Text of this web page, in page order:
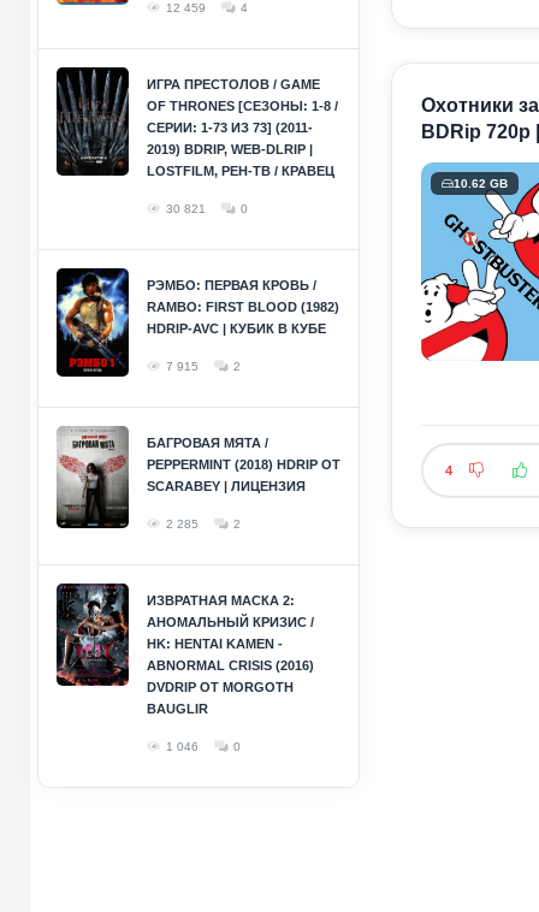
12 459 4
ИГРА ПРЕСТОЛОВ / GAME
OF THRONES [СЕЗОНЫ: 1-8 /
СЕРИИ: 1-73 ИЗ 73] (2011-
2019) BDRIP, WEB-DLRIP |
LOSTFILM, РЕН-ТВ / КРАВЕЦ
30 821 0
РЭМБО: ПЕРВАЯ КРОВЬ /
RAMBO: FIRST BLOOD (1982)
HDRIP-AVC | КУБИК В КУБЕ
7 915 2
БАГРОВАЯ МЯТА /
PEPPERMINT (2018) HDRIP ОТ
SCARABEY | ЛИЦЕНЗИЯ
2 285 2
ИЗВРАТНАЯ МАСКА 2:
АНОМАЛЬНЫЙ КРИЗИС /
HK: HENTAI KAMEN -
ABNORMAL CRISIS (2016)
DVDRIP ОТ MORGOTH
BAUGLIR
1 046 0
Охотники
BDRip 720p
10.62 GB
4